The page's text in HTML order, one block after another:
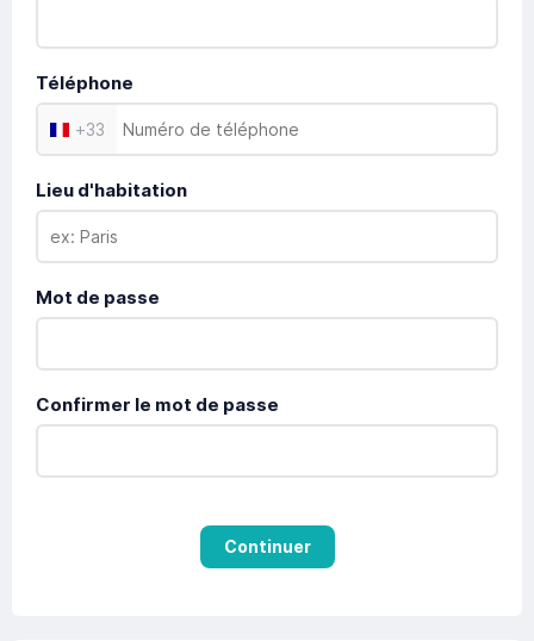
Téléphone
+33
Lieu d'habitation
Mot de passe
Confirmer le mot de passe
Continuer